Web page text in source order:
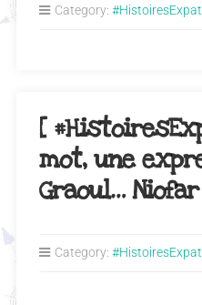
Category:
[
mot, une
Graoul…
Category: